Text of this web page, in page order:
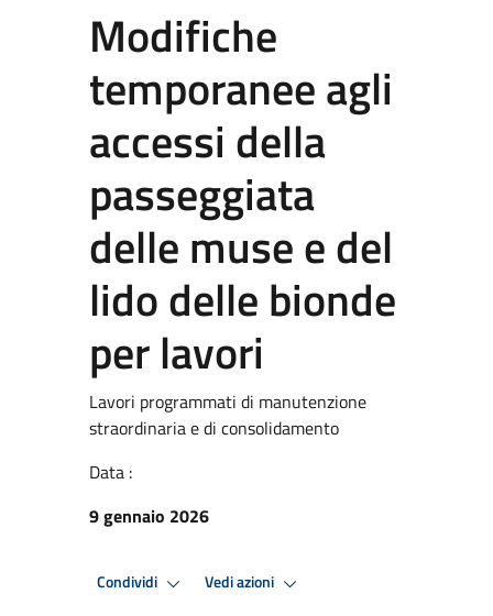
Modifiche
temporanee agli
accessi della
passeggiata
delle muse e del
lido delle bionde
per lavori
Lavori programmati di manutenzione
straordinaria e di consolidamento
Data :
9 gennaio 2026
Condividi Vedi azioni